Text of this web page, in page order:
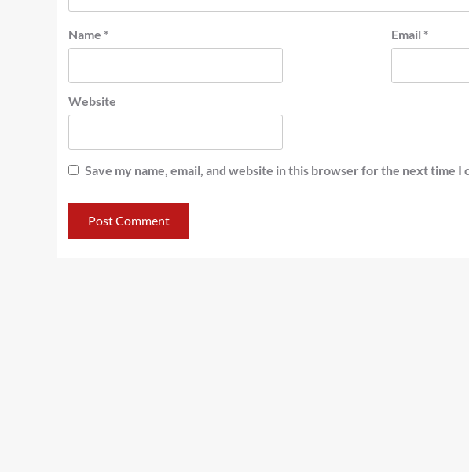
Name * Email *
Website
Save my name, email, and website in this browser for the next time I